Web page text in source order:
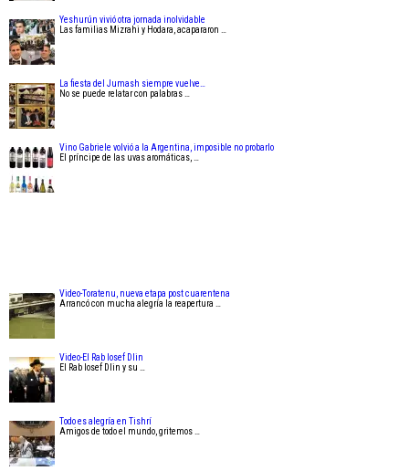
Yeshurún vivió otra jornada inolvidable
Las familias Mizrahi y Hodara, acapararon …
La fiesta del Jumash siempre vuelve…
No se puede relatar con palabras …
Vino Gabriele volvió a la Argentina, imposible no probarlo
El príncipe de las uvas aromáticas, …
Video-Toratenu, nueva etapa post cuarentena
Arrancó con mucha alegría la reapertura …
Video-El Rab Iosef Dlin
El Rab Iosef Dlin y su …
Todo es alegría en Tishrí
Amigos de todo el mundo, gritemos …